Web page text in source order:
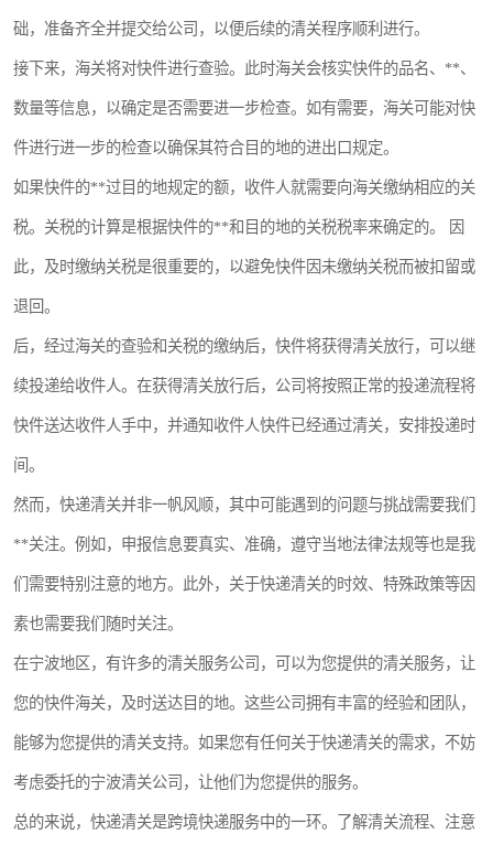
础，准备齐全并提交给公司，以便后续的清关程序顺利进行。
接下来，海关将对快件进行查验。此时海关会核实快件的品名、**、
数量等信息，以确定是否需要进一步检查。如有需要，海关可能对快
件进行进一步的检查以确保其符合目的地的进出口规定。
如果快件的**过目的地规定的额，收件人就需要向海关缴纳相应的关
税。关税的计算是根据快件的**和目的地的关税税率来确定的。 因
此，及时缴纳关税是很重要的，以避免快件因未缴纳关税而被扣留或
退回。
后，经过海关的查验和关税的缴纳后，快件将获得清关放行，可以继
续投递给收件人。在获得清关放行后，公司将按照正常的投递流程将
快件送达收件人手中，并通知收件人快件已经通过清关，安排投递时
间。
然而，快递清关并非一帆风顺，其中可能遇到的问题与挑战需要我们
**关注。例如，申报信息要真实、准确，遵守当地法律法规等也是我
们需要特别注意的地方。此外，关于快递清关的时效、特殊政策等因
素也需要我们随时关注。
在宁波地区，有许多的清关服务公司，可以为您提供的清关服务，让
您的快件海关，及时送达目的地。这些公司拥有丰富的经验和团队，
能够为您提供的清关支持。如果您有任何关于快递清关的需求，不妨
考虑委托的宁波清关公司，让他们为您提供的服务。
总的来说，快递清关是跨境快递服务中的一环。了解清关流程、注意